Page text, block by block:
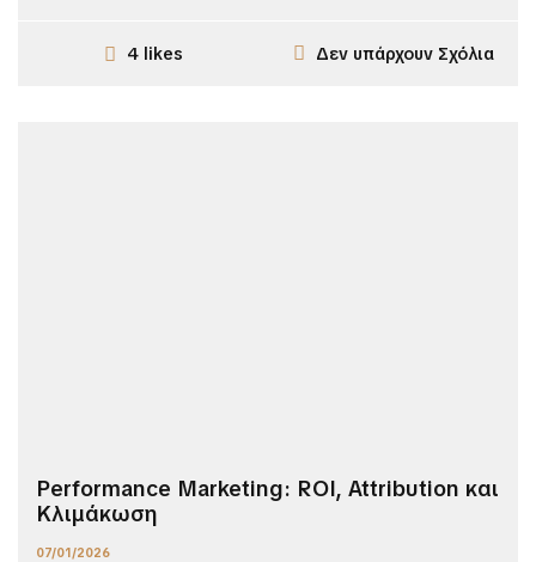
4 likes Δεν υπάρχουν Σχόλια
Performance Marketing: ROI, Attribution και
Κλιμάκωση
07/01/2026